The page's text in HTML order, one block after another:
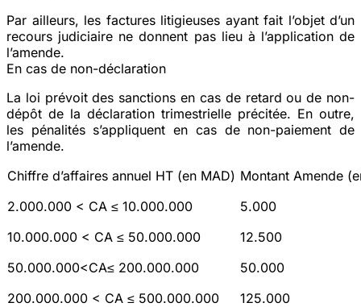
Par ailleurs, les factures litigieuses ayant fait l’objet d’un
recours judiciaire ne donnent pas lieu à l’application de
l’amende.
En cas de non-déclaration
La loi prévoit des sanctions en cas de retard ou de non-
dépôt de la déclaration trimestrielle précitée. En outre,
les pénalités s’appliquent en cas de non-paiement de
l’amende.
Chiffre d’affaires annuel HT (en MAD) Montant Amende
2.000.000 < CA ≤ 10.000.000
5.000
10.000.000 < CA ≤ 50.000.000
12.500
50.000.000<CA≤ 200.000.000
50.000
200.000.000 < CA ≤ 500.000.000
125.000